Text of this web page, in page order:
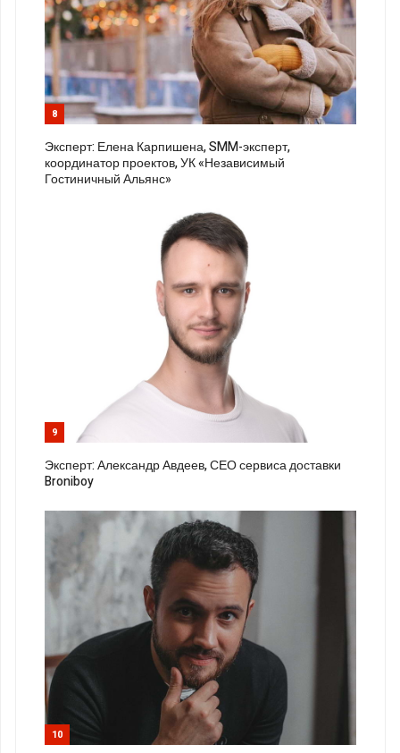
8
Эксперт: Елена Карпишена, SMM-эксперт,
координатор проектов, УК «Независимый
Гостиничный Альянс»
9
Эксперт: Александр Авдеев, СЕО сервиса доставки
Broniboy
10